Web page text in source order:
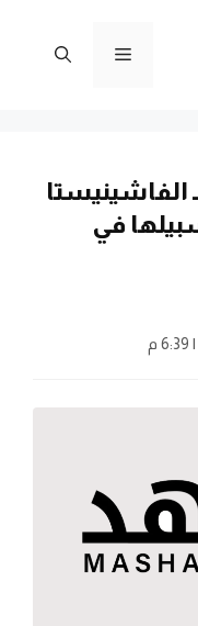
القائمة
الفاشينيستا
في